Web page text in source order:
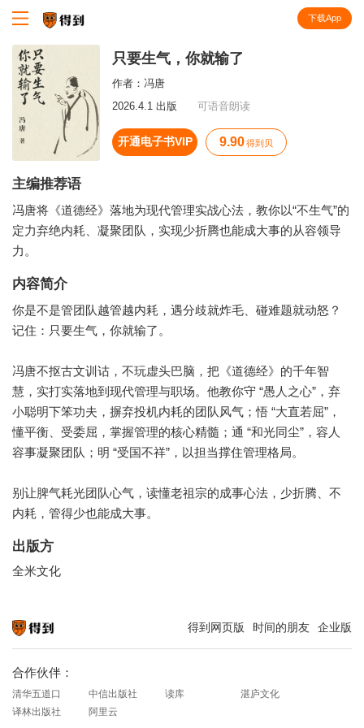
下载App
只要生气，你就输了
作者： 冯唐
2026.4.1 出版
可语音朗读
开通电子书VIP 9.90 得到贝
主编推荐语
冯唐将《道德经》落地为现代管理实战心法，教你以“不生气”的
定力弃绝内耗、凝聚团队，实现少折腾也能成大事的从容领导
力。
内容简介
你是不是管团队越管越内耗，遇分歧就炸毛、碰难题就动怒？
记住：只要生气，你就输了。
冯唐不抠古文训诂，不玩虚头巴脑，把《道德经》的千年智
慧，实打实落地到现代管理与职场。他教你守 “愚人之心”，弃
小聪明下笨功夫，摒弃投机内耗的团队风气；悟 “大直若屈”，
懂平衡、受委屈，掌握管理的核心精髓；通 “和光同尘”，容人
容事凝聚团队；明 “受国不祥”，以担当撑住管理格局。
别让脾气耗光团队心气，读懂老祖宗的成事心法，少折腾、不
内耗，管得少也能成大事。
出版方
全米文化
得到网页版 时间的朋友 企业版
合作伙伴：
清华五道口 中信出版社 读库
湛庐文化
译林出版社
阿里云